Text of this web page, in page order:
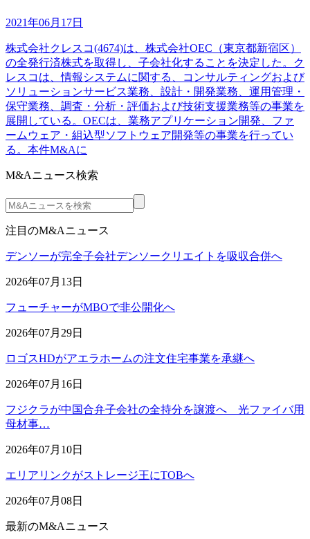
2021年06月17日
株式会社クレスコ(4674)は、株式会社OEC（東京都新宿区）
の全発行済株式を取得し、子会社化することを決定した。ク
レスコは、情報システムに関する、コンサルティングおよび
ソリューションサービス業務、設計・開発業務、運用管理・
保守業務、調査・分析・評価および技術支援業務等の事業を
展開している。OECは、業務アプリケーション開発、ファ
ームウェア・組込型ソフトウェア開発等の事業を行ってい
る。本件M&Aに
M&Aニュース検索
注目のM&Aニュース
デンソーが完全子会社デンソークリエイトを吸収合併へ
2026年07月13日
フューチャーがMBOで非公開化へ
2026年07月29日
ロゴスHDがアエラホームの注文住宅事業を承継へ
2026年07月16日
フジクラが中国合弁子会社の全持分を譲渡へ 光ファイバ用
母材事…
2026年07月10日
エリアリンクがストレージ王にTOBへ
2026年07月08日
最新のM&Aニュース